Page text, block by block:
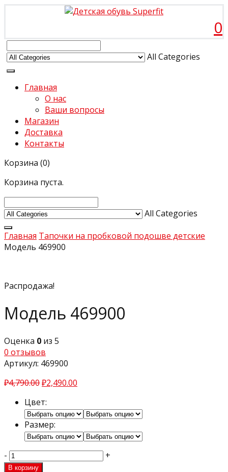
0
All Categories
Главная
О нас
Ваши вопросы
Магазин
Доставка
Контакты
Корзина (0)
Корзина пуста.
All Categories
Главная Тапочки на пробковой подошве детские
Модель 469900
Распродажа!
Модель 469900
Оценка 0 из 5
0 отзывов
Артикул: 469900
₽4,790.00₽2,490.00
Цвет:
Размер:
- +
В корзину